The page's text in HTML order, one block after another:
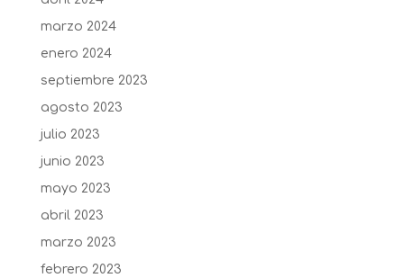
marzo 2024
enero 2024
septiembre 2023
agosto 2023
julio 2023
junio 2023
mayo 2023
abril 2023
marzo 2023
febrero 2023